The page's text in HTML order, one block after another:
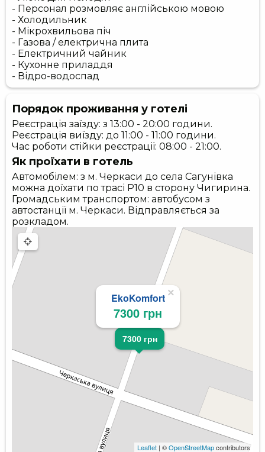
- Персонал розмовляє англійською мовою
- Холодильник
- Мікрохвильова піч
- Газова / електрична плита
- Електричний чайник
- Кухонне приладдя
- Відро-водоспад
Порядок проживання у готелі
Реєстрація заїзду: з 13:00 - 20:00 години.
Реєстрація виїзду: до 11:00 - 11:00 години.
Час роботи стійки реєстрації: 08:00 - 21:00.
Як проїхати в готель
Автомобілем: з м. Черкаси до села Сагунівка
можна доїхати по трасі P10 в сторону Чигирина.
Громадським транспортом: автобусом з
автостанції м. Черкаси. Відправляється за
розкладом.
7300 грн
EkoKomfort
7300 грн
×
Leaflet | ©OpenStreetMapcontributors